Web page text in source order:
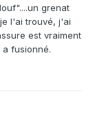
grenat
l'ai trouvé, j'ai
est vraiment
fusionné.